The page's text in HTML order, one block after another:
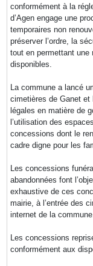
conformément à la
d’Agen engage une
temporaires non
préserver l’ordre, la
tout en permettant une
disponibles.
La commune a lancé
cimetières de Ganet et
légales en matière de
l’utilisation des
concessions dont le
cadre digne pour les
Les concessions
abandonnées font
exhaustive de ces
mairie, à l’entrée des
internet de la commune.
Les concessions
conformément aux